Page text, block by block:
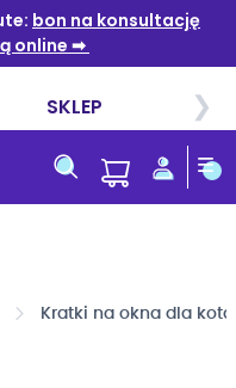
Kratki na okna dla kota